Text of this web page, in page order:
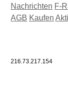
Nachrichten F-
AGB Kaufen
216.73.217.154